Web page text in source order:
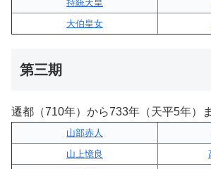
持統天皇
大伯皇女
第三期
遷都（710年）から733年（天平5年）
山部赤人
山上憶良